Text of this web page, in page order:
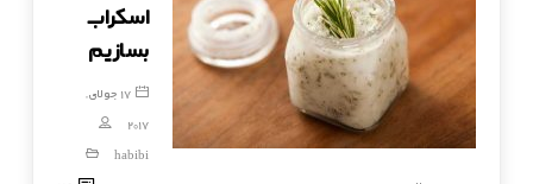
اسکراب
بسازیم
17 جولای,
2017
habibi